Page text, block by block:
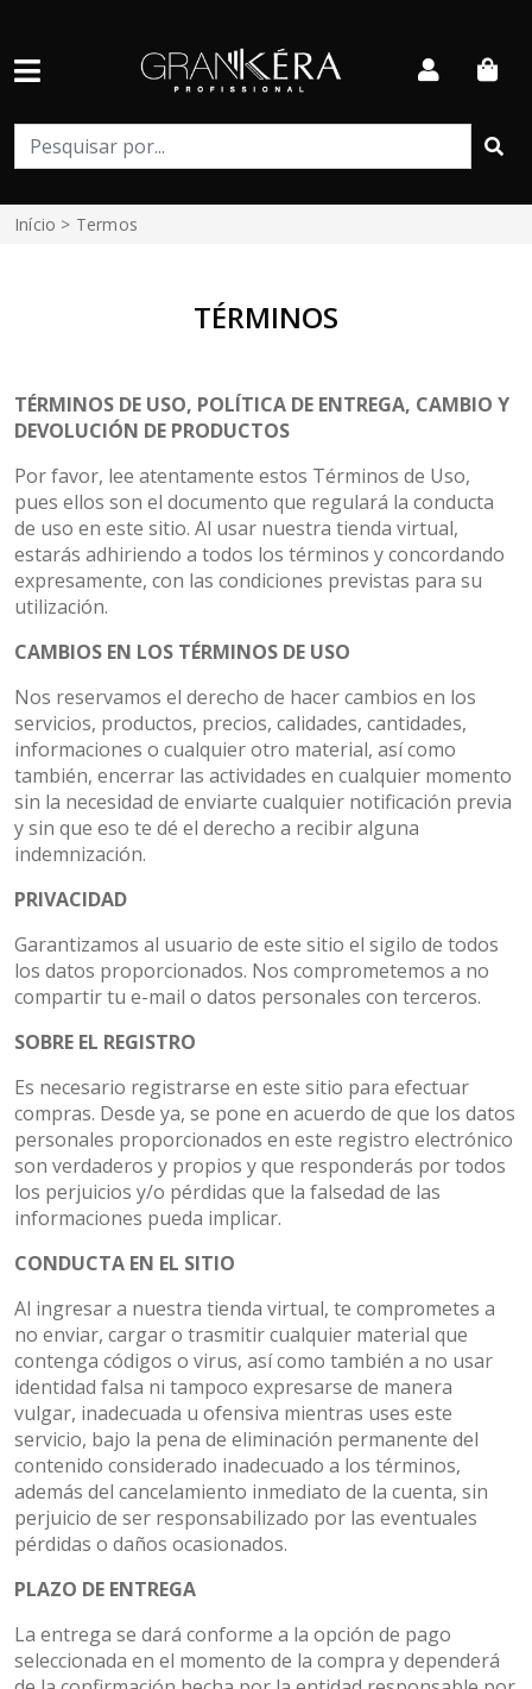
Início > Termos
TÉRMINOS
TÉRMINOS DE USO, POLÍTICA DE ENTREGA, CAMBIO Y
DEVOLUCIÓN DE PRODUCTOS
Por favor, lee atentamente estos Términos de Uso,
pues ellos son el documento que regulará la conducta
de uso en este sitio. Al usar nuestra tienda virtual,
estarás adhiriendo a todos los términos y concordando
expresamente, con las condiciones previstas para su
utilización.
CAMBIOS EN LOS TÉRMINOS DE USO
Nos reservamos el derecho de hacer cambios en los
servicios, productos, precios, calidades, cantidades,
informaciones o cualquier otro material, así como
también, encerrar las actividades en cualquier momento
sin la necesidad de enviarte cualquier notificación previa
y sin que eso te dé el derecho a recibir alguna
indemnización.
PRIVACIDAD
Garantizamos al usuario de este sitio el sigilo de todos
los datos proporcionados. Nos comprometemos a no
compartir tu e-mail o datos personales con terceros.
SOBRE EL REGISTRO
Es necesario registrarse en este sitio para efectuar
compras. Desde ya, se pone en acuerdo de que los datos
personales proporcionados en este registro electrónico
son verdaderos y propios y que responderás por todos
los perjuicios y/o pérdidas que la falsedad de las
informaciones pueda implicar.
CONDUCTA EN EL SITIO
Al ingresar a nuestra tienda virtual, te comprometes a
no enviar, cargar o trasmitir cualquier material que
contenga códigos o virus, así como también a no usar
identidad falsa ni tampoco expresarse de manera
vulgar, inadecuada u ofensiva mientras uses este
servicio, bajo la pena de eliminación permanente del
contenido considerado inadecuado a los términos,
además del cancelamiento inmediato de la cuenta, sin
perjuicio de ser responsabilizado por las eventuales
pérdidas o daños ocasionados.
PLAZO DE ENTREGA
La entrega se dará conforme a la opción de pago
seleccionada en el momento de la compra y dependerá